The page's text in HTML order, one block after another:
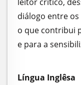
diálogo entre os
o que contribui
e para a
Língua Inglêsa